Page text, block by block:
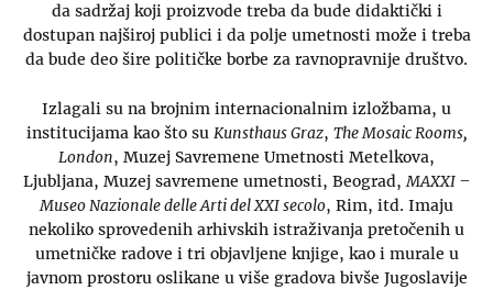
da sadržaj koji proizvode treba da bude didaktički i
dostupan najširoj publici i da polje umetnosti može i treba
da bude deo šire političke borbe za ravnopravnije društvo.
Izlagali su na brojnim internacionalnim izložbama, u
institucijama kao što su Kunsthaus Graz, The Mosaic Rooms,
London, Muzej Savremene Umetnosti Metelkova,
Ljubljana, Muzej savremene umetnosti, Beograd, MAXXI –
Museo Nazionale delle Arti del XXI secolo, Rim, itd. Imaju
nekoliko sprovedenih arhivskih istraživanja pretočenih u
umetničke radove i tri objavljene knjige, kao i murale u
javnom prostoru oslikane u više gradova bivše Jugoslavije